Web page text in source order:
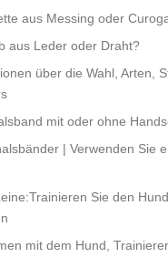
aus Messing oder
aus Leder oder Draht?
über die Wahl, Arten,
mit oder ohne
| Verwenden Sie
Sie den
mit dem Hund,